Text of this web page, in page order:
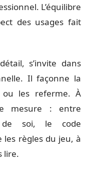
L’équilibre
des usages fait
s’invite dans
Il façonne la
ou les referme. À
mesure : entre
de soi, le code
les règles du jeu, à
lire.